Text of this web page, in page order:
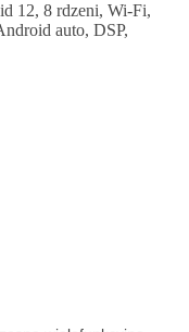
12, 8 rdzeni, Wi-Fi,
auto, DSP,